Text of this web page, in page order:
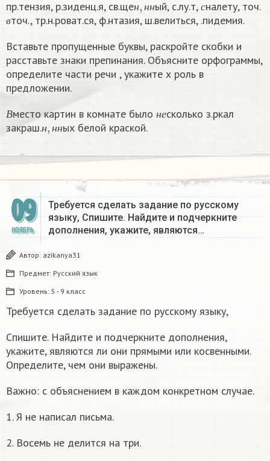
пр.тензия, р.зиденц.я, св.щен нн ый, с.лу.т,с налету, точ.
в
вточ., тр.н.роват.ся, ф.нтазия, ш.велиться, .пидемия.
Вставьте пропущенные буквы, раскройте скобки и
расставьте знаки препинания. Объясните орфограммы,
определите части речи , укажите х роль в
предложении.
В
Вместо картин в комнате было н е сколько з.ркал
закраш.н нн
н,нн ых белой краской.
09
НОЯБРЬ
Требуется сделать задание по русскому
языку, Спишите. Найдите и подчеркните
дополнения, укажите, являются…
Автор: azikanya31
Предмет: Русский язык
Уровень: 5 - 9 класс
Требуется сделать задание по русскому языку,
Спишите. Найдите и подчеркните дополнения,
укажите, являются ли они прямыми или косвенными.
Определите, чем они выражены.
Важно: с объяснением в каждом конкретном случае.
1. Я не написал письма.
2. Восемь не делится на три.